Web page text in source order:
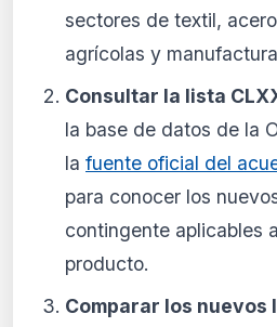
sectores de textil,
agrícolas y
Consultar la lista
la base de datos de la
la fuente oficial del
para conocer los
contingente aplicables
producto.
Comparar los nuevos